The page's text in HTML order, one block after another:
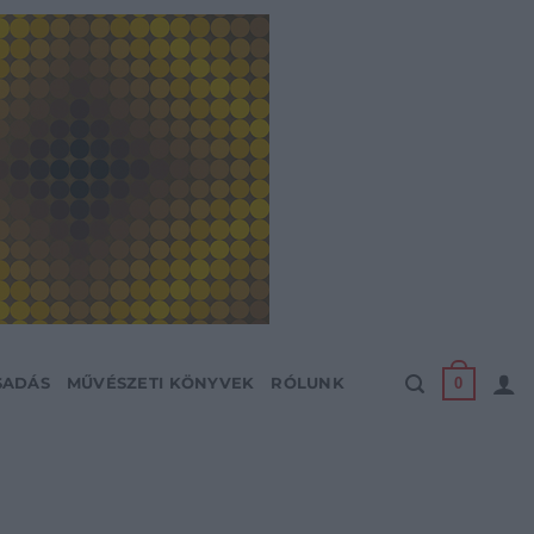
MŰVÉSZETI KÖNYVEK RÓLUNK 0